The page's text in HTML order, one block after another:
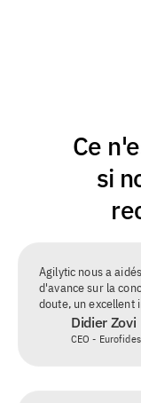
Ce
si
Agilytic nous a
d'avance sur la
doute, un excellent
Didier Zovi
CEO - Eurofides